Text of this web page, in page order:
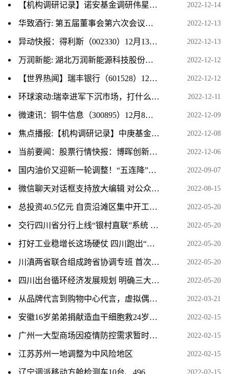
【机构调研记录】诺安基金调研伟星新材|今日要闻 2022-12-14
华致酒行: 第五届董事会第六次会议决议公告_天天简讯 2022-12-13
异动快报：得利斯（002330）12月13日10点48分触及涨停板|快报 2022-12-13
万润新能: 湖北万润新能源科技股份有限公司独立董事关于第一届董事会第二十二次会议审议相关事项的独立意见 今日热门 2022-12-12
【世界热闻】瑞丰银行（601528）12月12日主力资金净卖出1134.90万元 2022-12-12
环球滚动:瑞幸进军下沉市场，打什么算盘？ 2022-12-11
微速讯：铜牛信息（300895）12月8日主力资金净卖出507.08万元 2022-12-09
焦点播报:【机构调研记录】中庚基金调研江航装备 2022-12-08
当前要闻：股票行情快报：博晖创新（300318）12月6日主力资金净卖出138.45万元 2022-12-06
国内油价又迎新一轮调整！“五连降”要结束了！加满一箱油或将多花7元左右 2022-09-07
微信聊天对话框支持放大编辑 对公众号头像设置作进一步规范 2022-08-15
总投资40.5亿元 自贡沿滩区集中开工项目16个 2022-05-20
交行四川省分行上线“银村直联”系统 助力乡村振兴 2022-05-20
打好工业稳增长这场硬仗 四川跑出“加速度” 2022-05-20
川滇两省联合组成跨省协调专班 首次实现跨省退税 2022-05-20
四川出台循环经济发展规划 明确三大主要任务 2022-05-20
从品牌代言到购物中心代言，虚拟偶像的商业价值凸显 2022-03-21
安徽16岁弟弟捐献造血干细胞救24岁哥哥 2022-02-15
广州一大型商场因疫情防控需求暂时封闭 2022-02-15
江苏苏州一地调整为中风险地区 2022-02-15
2022-02-15